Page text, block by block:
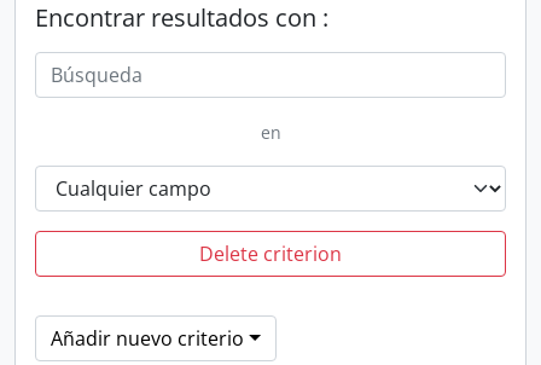
Encontrar resultados con :
en
Delete criterion
Añadir nuevo criterio